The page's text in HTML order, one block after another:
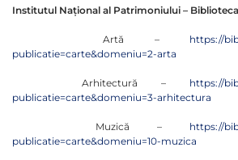
Institutul Național al Patrimoniului –
Artă – https://
publicatie=carte&domeniu=2-arta
Arhitectură – https://
publicatie=carte&domeniu=3-arhitectura
Muzică – https://
publicatie=carte&domeniu=10-muzica